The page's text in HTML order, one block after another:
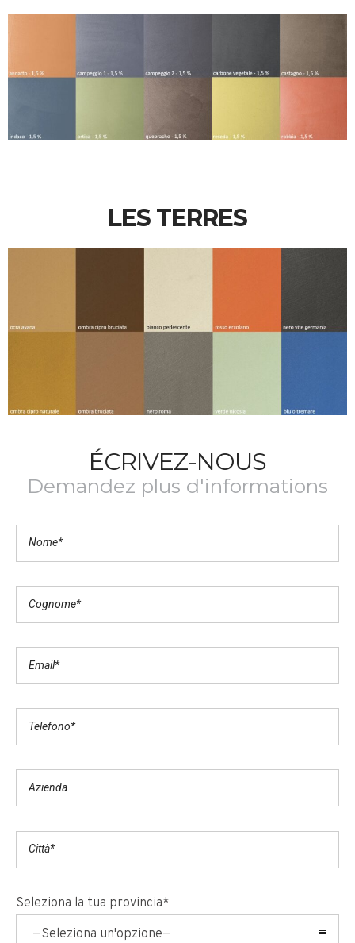
LES TERRES
ÉCRIVEZ-NOUS
Demandez plus d'informations
Seleziona la tua provincia*
—Seleziona un'opzione—